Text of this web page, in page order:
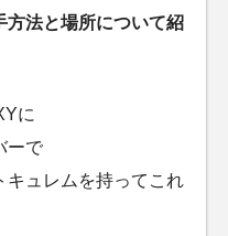
方法と場所について紹
に
ーで
キュレムを持ってこれ